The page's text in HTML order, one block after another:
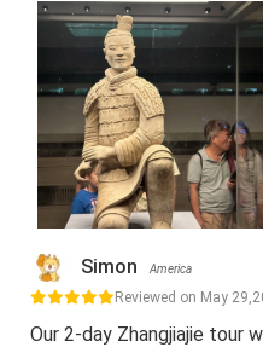
Simon America
Reviewed on May
Our 2-day Zhangjiajie tour